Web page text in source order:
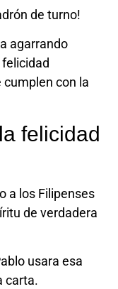
de turno!
agarrando
con la
felicidad
a los Filipenses
de verdadera
usara esa
carta.